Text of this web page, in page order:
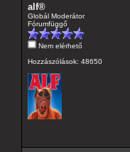
alf®
Globál Moderátor
Fórumfüggő
Nem elérhető
Hozzászólások: 48650